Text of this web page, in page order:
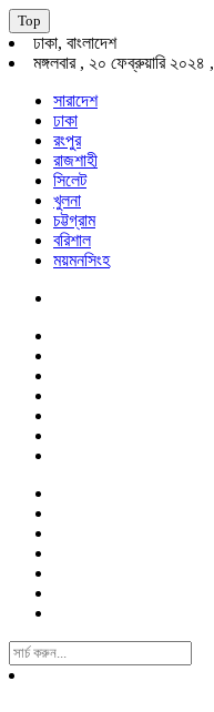
Top
ঢাকা, বাংলাদেশ
মঙ্গলবার , ২০ ফেব্রুয়ারি ২০২৪ ,
সারাদেশ
ঢাকা
রংপুর
রাজশাহী
সিলেট
খুলনা
চট্টগ্রাম
বরিশাল
ময়মনসিংহ
Search
For: